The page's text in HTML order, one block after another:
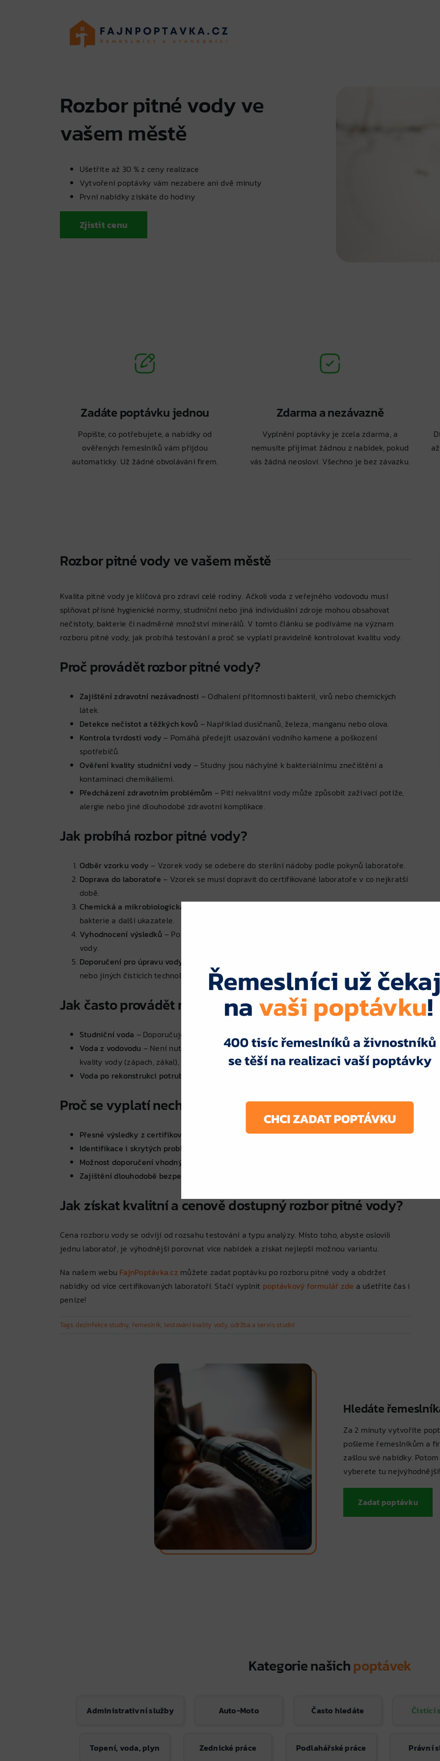
Rozbor pitné vody ve
vašem městě
Ušetříte až 30 % z ceny realizace
Vytvoření poptávky vám nezabere ani dvě minuty
První nabídky získáte do hodiny
Zjistit cenu
Zadáte poptávku jednou
Popište, co potřebujete, a nabídky od
ověřených řemeslníků vám přijdou
automaticky. Už žádné obvolávání firem.
Zdarma a nezávazně
Vyplnění poptávky je zcela zdarma, a
nemusíte přijímat žádnou z nabídek, pokud
vás žádná neosloví. Všechno je bez závazku.
Rozbor pitné vody ve vašem městě
Kvalita pitné vody je klíčová pro zdraví celé rodiny. Ačkoli voda z veřejného vodovodu musí
splňovat přísné hygienické normy, studniční nebo jiná individuální zdroje mohou obsahovat
nečistoty, bakterie či nadměrné množství minerálů. V tomto článku se podíváme na význam
rozboru pitné vody, jak probíhá testování a proč se vyplatí pravidelně kontrolovat kvalitu vody.
Proč provádět rozbor pitné vody?
Zajištění zdravotní nezávadnosti – Odhalení přítomnosti bakterií, virů nebo chemických
látek.
Detekce nečistot a těžkých kovů – Například dusičnanů, železa, manganu nebo olova.
Kontrola tvrdosti vody – Pomáhá předejít usazování vodního kamene a poškození
spotřebičů.
Ověření kvality studniční vody – Studny jsou náchylné k bakteriálnímu znečištění a
kontaminaci chemikáliemi.
Předcházení zdravotním problémům – Pití nekvalitní vody může způsobit zažívací potíže,
alergie nebo jiné dlouhodobé zdravotní komplikace.
Jak probíhá rozbor pitné vody?
Odběr vzorku vody – Vzorek vody se odebere do sterilní nádoby podle pokynů laboratoře.
Doprava do laboratoře – Vzorek se musí dopravit do certifikované laboratoře v co nejkratší
době.
Chemická a mikrobiologická analýza
bakterie a další ukazatele.
Vyhodnocení výsledků – Po provedení analýzy obdržíte podrobnou zprávu o kvalitě vaší
vody.
Doporučení pro úpravu vody
nebo jiných čisticích technologií.
Jak často provádět rozbor vody?
Studniční voda – Doporučuje se testovat minimálně 1× ročně.
Voda z vodovodu – Není nutné pravidelné testování, ale pokud máte podezření na změnu
kvality vody (zápach, zákal), je vhodné provést analýzu.
Voda po rekonstrukci potrubí
Proč se vyplatí nechat provést rozbor odborníkem?
Přesné výsledky z certifikované laboratoře.
Identifikace i skrytých problémů ve vodě.
Možnost doporučení vhodných filtračních systémů.
Zajištění dlouhodobě bezpečné vody pro celou rodinu.
Jak získat kvalitní a cenově dostupný rozbor pitné vody?
Cena rozboru vody se odvíjí od rozsahu testování a typu analýzy. Místo toho, abyste oslovili
jednu laboratoř, je výhodnější porovnat více nabídek a získat nejlepší možnou variantu.
Na našem webu FajnPoptávka.cz můžete zadat poptávku po rozboru pitné vody a obdržet
nabídky od více certifikovaných laboratoří. Stačí vyplnit poptávkový formulář zde a ušetříte čas i
peníze!
Tags: dezinfekce studny, řemeslník, testování kvality vody, údržba a servis studní
Hledáte
Za 2 minuty vytvoříte
pošleme řemeslníkům a
zašlou své nabídky.
vyberete tu
Zadat poptávku
Kategorie našichpoptávek
Administrativní služby Auto-Moto Často hledáte Čistící
Topení, voda, plyn Zednické práce Podlahářské práce Právní